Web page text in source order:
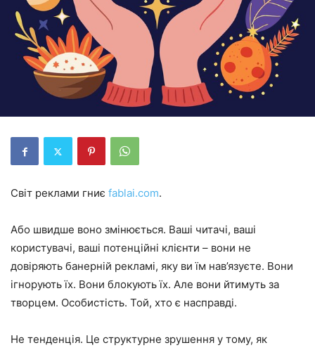
Світ реклами гниє fablai.com.
Або швидше воно змінюється. Ваші читачі, ваші
користувачі, ваші потенційні клієнти – вони не
довіряють банерній рекламі, яку ви їм нав’язуєте. Вони
ігнорують їх. Вони блокують їх. Але вони йтимуть за
творцем. Особистість. Той, хто є насправді.
Не тенденція. Це структурне зрушення у тому, як